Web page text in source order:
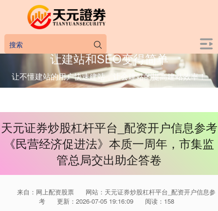
让建站和SEO变得简单
让不懂建站的用户快速建站，让会建站的提高建站效率！
天元证券炒股杠杆平台_配资开户信息参考
《民营经济促进法》本质一周年，市集监
管总局交出助企答卷
来自：网上配资股票
网站：天元证券炒股杠杆平台_配资开户信息参
考
更新：2026-07-05 19:16:09 阅读：158